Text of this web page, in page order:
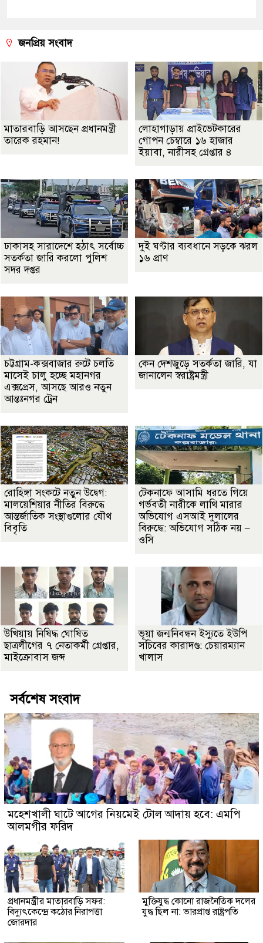
জনপ্রিয় সংবাদ
মাতারবাড়ি আসছেন প্রধানমন্ত্রী
তারেক রহমান!
লোহাগাড়ায় প্রাইভেটকারের
গোপন চেম্বারে ১৬ হাজার
ইয়াবা, নারীসহ গ্রেপ্তার ৪
ঢাকাসহ সারাদেশে হঠাৎ সর্বোচ্চ
সতর্কতা জা‌রি করলো পুলিশ
সদর দপ্তর
দুই ঘণ্টার ব্যবধানে সড়কে ঝরল
১৬ প্রাণ
চট্টগ্রাম-কক্সবাজার রুটে চলতি
মাসেই চালু হচ্ছে মহানগর
এক্সপ্রেস, আসছে আরও নতুন
আন্তঃনগর ট্রেন
কেন দেশজুড়ে সতর্কতা জারি, যা
জানালেন স্বরাষ্ট্রমন্ত্রী
রোহিঙ্গা সংকটে নতুন উদ্বেগ:
মালয়েশিয়ার নীতির বিরুদ্ধে
আন্তর্জাতিক সংস্থাগুলোর যৌথ
বিবৃতি
টেকনাফে আসামি ধরতে গিয়ে
গর্ভবতী নারীকে লাথি মারার
অভিযোগ এসআই দুলালের
বিরুদ্ধে: অভিযোগ সঠিক নয় –
ওসি
উখিয়ায় নিষিদ্ধ ঘোষিত
ছাত্রলীগের ৭ নেতাকর্মী গ্রেপ্তার,
মাইক্রোবাস জব্দ
ভূয়া জন্মনিবন্ধন ইস্যুতে ইউপি
সচিবের কারাদণ্ড: চেয়ারম্যান
খালাস
সর্বশেষ সংবাদ
মহেশখালী ঘাটে আগের নিয়মেই টোল আদায় হবে: এমপি
আলমগীর ফরিদ
প্রধানমন্ত্রীর মাতারবাড়ি সফর:
বিদ্যুৎকেন্দ্রে কঠোর নিরাপত্তা
জোরদার
মুক্তিযুদ্ধ কোনো রাজনৈতিক দলের
যুদ্ধ ছিল না: ভারপ্রাপ্ত রাষ্ট্রপতি